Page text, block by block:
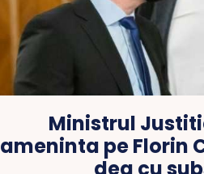
Ministrul
ameninta pe Florin
dea cu